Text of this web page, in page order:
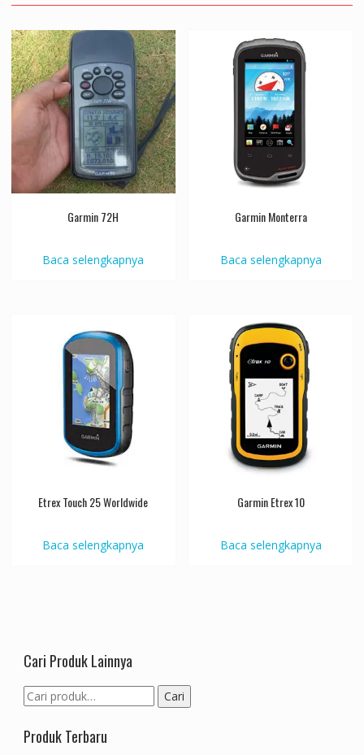
Garmin 72H
Baca selengkapnya
Garmin Monterra
Baca selengkapnya
Etrex Touch 25 Worldwide
Baca selengkapnya
Garmin Etrex 10
Baca selengkapnya
Cari Produk Lainnya
Pencarian
untuk:
Cari
Produk Terbaru